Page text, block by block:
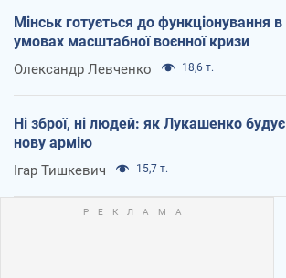
Мінськ готується до функціонування в
умовах масштабної воєнної кризи
Олександр Левченко 18,6 т.
Ні зброї, ні людей: як Лукашенко будує
нову армію
Ігар Тишкевич 15,7 т.